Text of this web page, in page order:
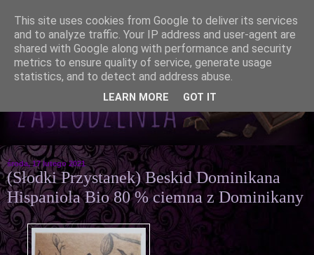
środa, 17 lutego 2021
(Słodki Przystanek) Beskid Dominikana
Hispaniola Bio 80 % ciemna z Dominikany
This site uses cookies from Google to deliver its services
and to analyze traffic. Your IP address and user-agent are
shared with Google along with performance and security
metrics to ensure quality of service, generate usage
statistics, and to detect and address abuse.
LEARN MORE GOT IT